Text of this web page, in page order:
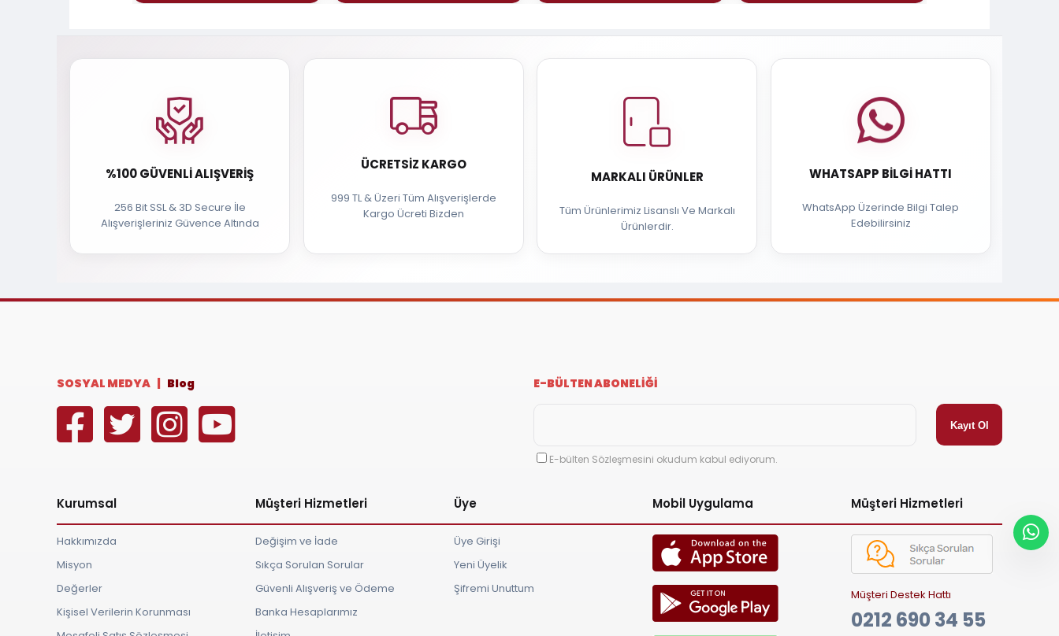
%100 GÜVENLI ALIŞVERIŞ
256 Bit SSL & 3D Secure İle
Alışverişleriniz Güvence Altında
ÜCRETSIZ KARGO
999 TL & Üzeri Tüm Alışverişlerde
Kargo Ücreti Bizden
MARKALI ÜRÜNLER
Tüm Ürünlerimiz Lisanslı Ve Markalı
Ürünlerdir.
WHATSAPP BILGI HATTI
WhatsApp Üzerinde Bilgi Talep
Edebilirsiniz
SOSYAL MEDYA | Blog E-BÜLTEN ABONELİĞİ
E-bülten Sözleşmesini okudum kabul ediyorum.
Kurumsal
Hakkımızda
Misyon
Değerler
Kişisel Verilerin Korunması
Müşteri Hizmetleri
Değişim ve İade
Sıkça Sorulan Sorular
Güvenli Alışveriş ve Ödeme
Banka Hesaplarımız
Üye
Üye Girişi
Yeni Üyelik
Şifremi Unuttum
Mobil Uygulama Müşteri Hizmetleri
Müşteri Destek Hattı
0212 690 34 55